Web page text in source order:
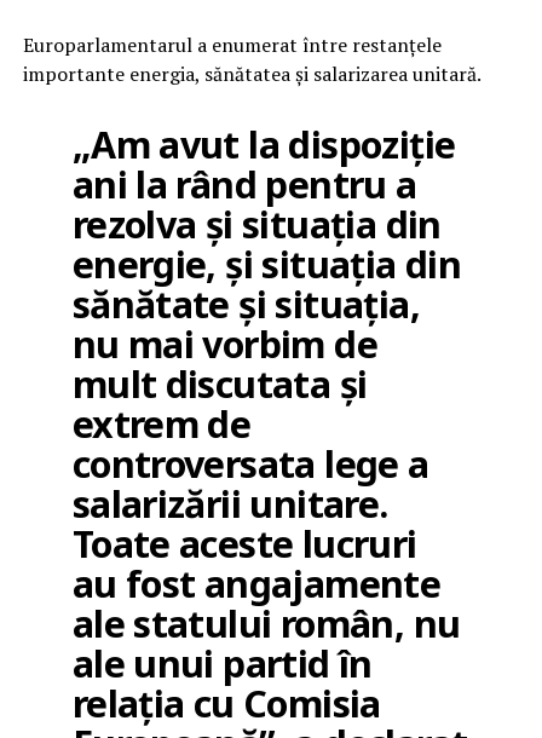
Europarlamentarul a enumerat între restanțele
importante energia, sănătatea și salarizarea unitară.
„Am avut la dispoziție
ani la rând pentru a
rezolva și situația din
energie, și situația din
sănătate și situația,
nu mai vorbim de
mult discutata și
extrem de
controversata lege a
salarizării unitare.
Toate aceste lucruri
au fost angajamente
ale statului român, nu
ale unui partid în
relația cu Comisia